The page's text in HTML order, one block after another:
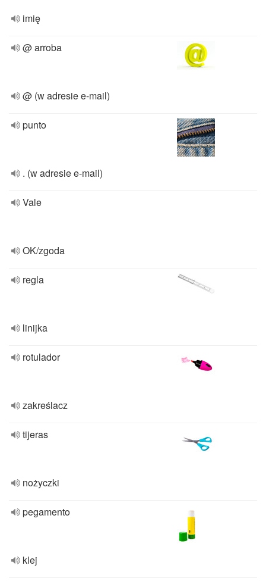
imię
@ arroba
@ (w adresie e-mail)
punto
. (w adresie e-mail)
Vale
OK/zgoda
regla
linijka
rotulador
zakreślacz
tijeras
nożyczki
pegamento
klej